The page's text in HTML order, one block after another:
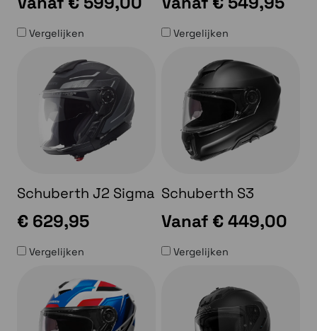
Vergelijken Vergelijken
Schuberth J2 Sigma
€ 629,95
Vergelijken
Schuberth S3
Vanaf € 449,00
Vergelijken